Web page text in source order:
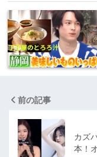
前の記事
カズ
本！